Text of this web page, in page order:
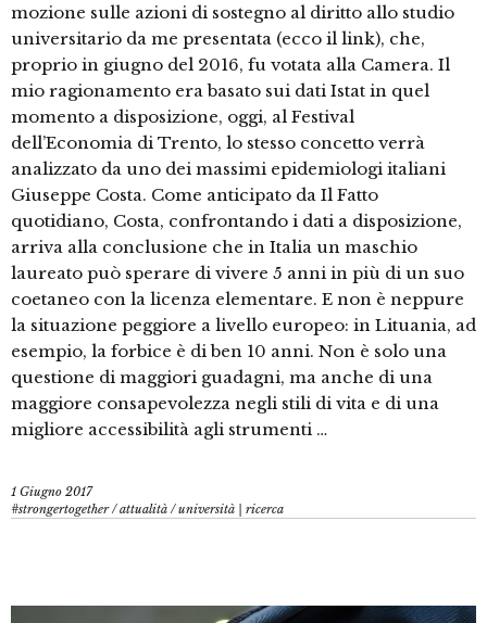
mozione sulle azioni di sostegno al diritto allo studio
universitario da me presentata (ecco il link), che,
proprio in giugno del 2016, fu votata alla Camera. Il
mio ragionamento era basato sui dati Istat in quel
momento a disposizione, oggi, al Festival
dell’Economia di Trento, lo stesso concetto verrà
analizzato da uno dei massimi epidemiologi italiani
Giuseppe Costa. Come anticipato da Il Fatto
quotidiano, Costa, confrontando i dati a disposizione,
arriva alla conclusione che in Italia un maschio
laureato può sperare di vivere 5 anni in più di un suo
coetaneo con la licenza elementare. E non è neppure
la situazione peggiore a livello europeo: in Lituania, ad
esempio, la forbice è di ben 10 anni. Non è solo una
questione di maggiori guadagni, ma anche di una
maggiore consapevolezza negli stili di vita e di una
migliore accessibilità agli strumenti …
1 Giugno 2017
#strongertogether/attualità /università | ricerca